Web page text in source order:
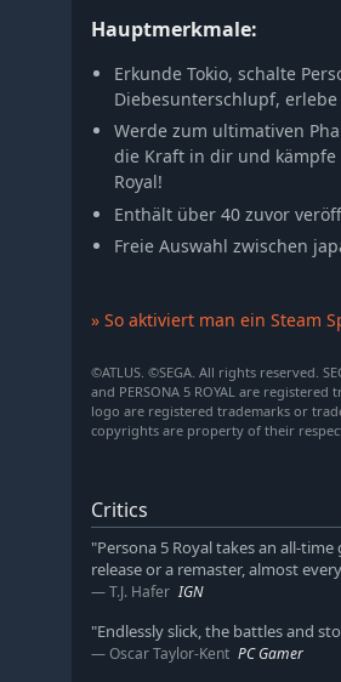
Hauptmerkmale:
Erkunde Tokio, schalte
Diebesunterschlupf,
Werde zum ultimativen
die Kraft in dir und kämpfe
Royal!
Enthält über 40 zuvor
Freie Auswahl zwischen
» So aktiviert man ein Steam
©ATLUS. ©SEGA. All rights reserved.
and PERSONA 5 ROYAL are
logo are registered trademarks or
copyrights are property of their
Critics
"Persona 5 Royal takes an all-
release or a remaster, almost
T.J. Hafer IGN
"Endlessly slick, the battles and
Oscar Taylor-Kent PC Gamer